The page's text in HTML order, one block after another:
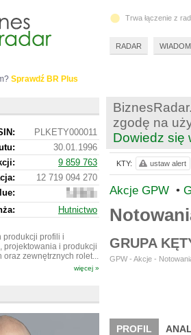
zgodę na
Dowiedz się
Akcje GPW •
GRUPA
GPW - Akcje -
PROFIL
KTY: ustaw alert
Sprawdź BR Plus
PLKETY000011
30.01.1996
9 859 763
12 719 094 270
13
844
094
Hutnictwo
produkcji profili i
projektowania i produkcji
oraz zewnętrznych rolet...
więcej »
Trwa łączenie z
RADAR